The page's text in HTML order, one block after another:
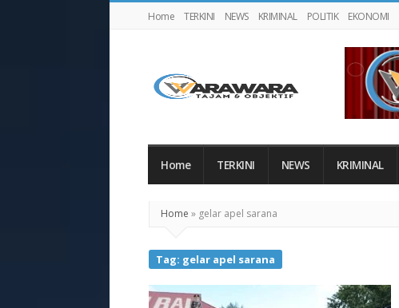
Home TERKINI NEWS KRIMINAL POLITIK EKONOMI
Home TERKINI NEWS KRIMINAL
Home » gelar apel sarana
Tag: gelar apel sarana